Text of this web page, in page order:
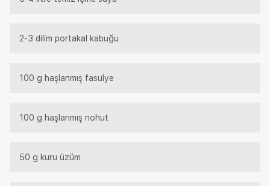
2-3 dilim portakal kabuğu
100 g haşlanmış fasulye
100 g haşlanmış nohut
50 g kuru üzüm